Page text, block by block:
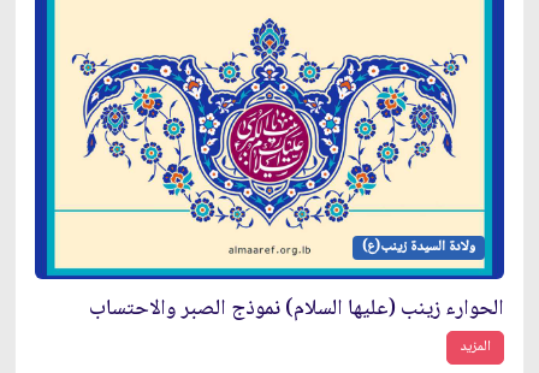
ولادة السيدة زينب(ع)
الحوارء زينب (عليها السلام) نموذج الصبر والاحتساب
المزيد